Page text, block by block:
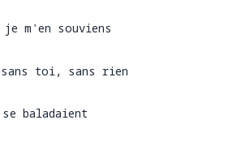
m'en souviens
sans toi, sans rien
se
se baladaient